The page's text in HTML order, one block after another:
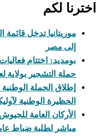
اخترنا لكم
موريتانيا تدخل قائمة
إلى مصر
بومديد: اختتام
حملة التشجير بولاية
الحظيرة الوطنية
الأركان العامة
مباشر لطلبة ضباط